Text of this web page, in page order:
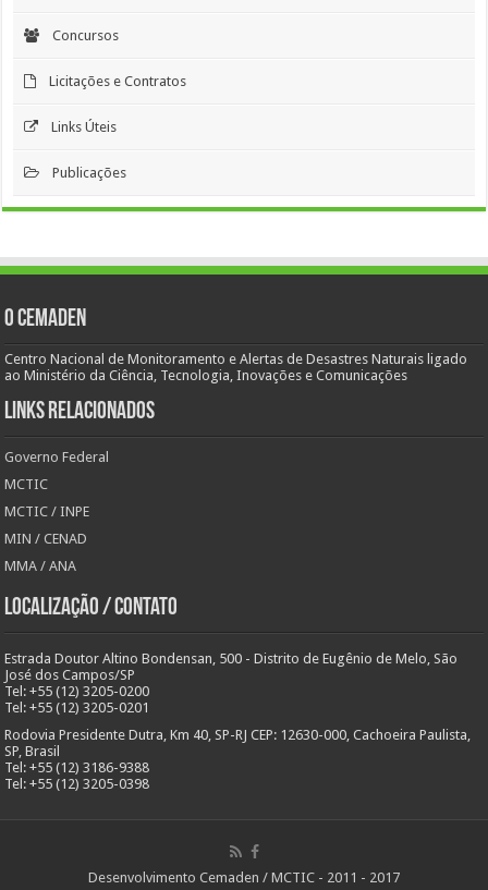
Concursos
Licitações e Contratos
Links Úteis
Publicações
O Cemaden
Centro Nacional de Monitoramento e Alertas de Desastres Naturais ligado
ao Ministério da Ciência, Tecnologia, Inovações e Comunicações
Links Relacionados
Governo Federal
MCTIC
MCTIC / INPE
MIN / CENAD
MMA / ANA
Localização / Contato
Estrada Doutor Altino Bondensan, 500 - Distrito de Eugênio de Melo, São
José dos Campos/SP
Tel: +55 (12) 3205-0200
Tel: +55 (12) 3205-0201
Rodovia Presidente Dutra, Km 40, SP-RJ CEP: 12630-000, Cachoeira Paulista,
SP, Brasil
Tel: +55 (12) 3186-9388
Tel: +55 (12) 3205-0398
Desenvolvimento Cemaden / MCTIC - 2011 - 2017